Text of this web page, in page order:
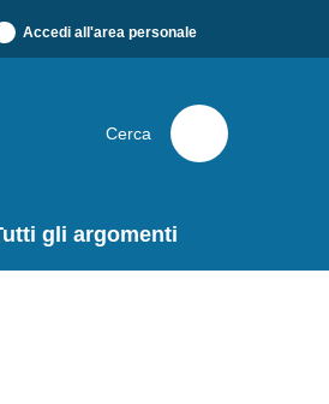
Accedi all'area personale
Cerca
Tutti gli argomenti